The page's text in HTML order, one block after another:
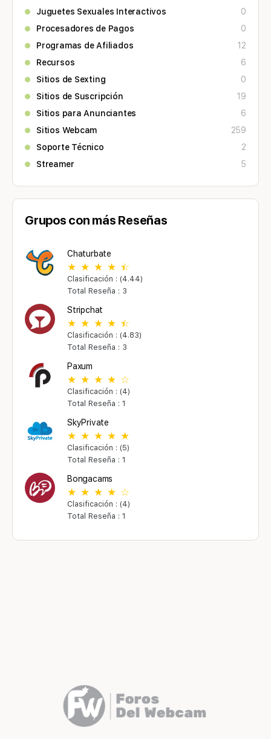
Juguetes Sexuales Interactivos
0
Procesadores de Pagos
0
Programas de Afiliados
12
Recursos
6
Sitios de Sexting
0
Sitios de Suscripción
19
Sitios para Anunciantes
6
Sitios Webcam
259
Soporte Técnico
2
Streamer
5
Grupos con más Reseñas
Chaturbate
Clasificación : (4.44)
Total Reseña : 3
Stripchat
Clasificación : (4.83)
Total Reseña : 3
Paxum
Clasificación : (4)
Total Reseña : 1
SkyPrivate
Clasificación : (5)
Total Reseña : 1
Bongacams
Clasificación : (4)
Total Reseña : 1